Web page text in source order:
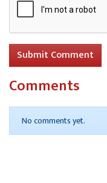
Submit Comment
Comments
No comments yet.